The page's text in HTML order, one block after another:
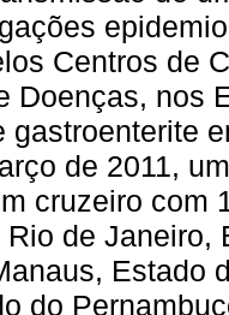
Centros de
Doenças, nos
gastroenterite
de 2011,
cruzeiro com
de Janeiro,
Estado
do